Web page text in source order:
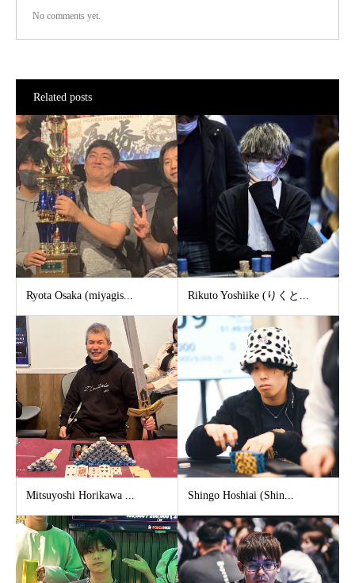
No comments yet.
Related posts
Ryota Osaka (miyagis... Rikuto Yoshiike (りくと...
Mitsuyoshi Horikawa ... Shingo Hoshiai (Shin...